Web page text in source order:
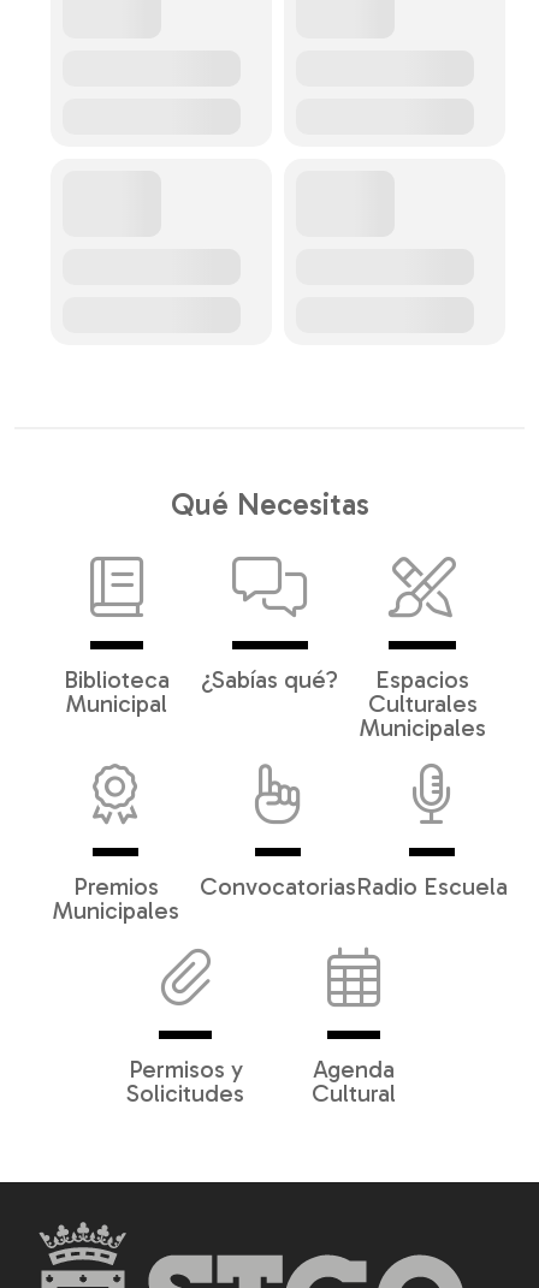
Qué Necesitas
Biblioteca
Municipal
¿Sabías qué?
Espacios
Culturales
Municipales
Premios
Municipales
ConvocatoriasRadio Escuela
Permisos y
Solicitudes
Agenda
Cultural